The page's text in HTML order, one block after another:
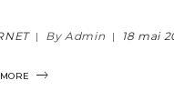
By Admin 18 mai